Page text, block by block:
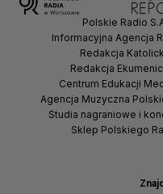
Polskie Radio
Informacyjna Agencja
Redakcja
Redakcja
Centrum Edukacji
Agencja Muzyczna
Studia nagraniowe i
Sklep Polskiego